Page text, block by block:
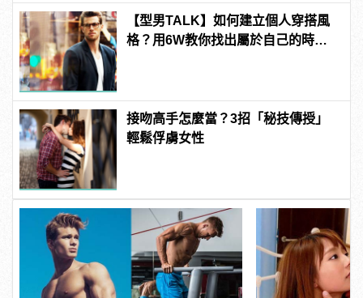
【型男TALK】如何建立個人穿搭風
格？用6W教你找出屬於自己的時尚
接吻高手怎麼當？3招「秘技傳授」
輕鬆俘虜女性